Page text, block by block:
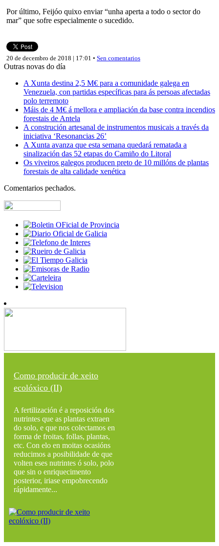
Por último, Feijóo quixo enviar “unha aperta a todo o sector do
mar” que sofre especialmente o sucedido.
20 de decembro de 2018 | 17:01 • Sen comentarios
Outras novas do día
A Xunta destina 2,5 M€ para a comunidade galega en
Venezuela, con partidas específicas para ás persoas afectadas
polo terremoto
Máis de 4 M€ á mellora e ampliación da base contra incendios
forestais de Antela
A construción artesanal de instrumentos musicais a través da
iniciativa ‘Resonancias 26’
A Xunta avanza que esta semana quedará rematada a
sinalización das 52 etapas do Camiño do Litoral
Os viveiros galegos producen preto de 10 millóns de plantas
forestais de alta calidade xenética
Comentarios pechados.
Como producir de xeito
ecolóxico (II)
A fertilización é a reposición dos
nutrintes que as plantas extraen
do solo, e que nos colectamos en
forma de froitas, follas, plantas,
etc. Con elo en moitas ocasións
reducimos a posibilidade de que
volten eses nutrintes ó solo, polo
que sin o enriquecimento
posterior, iriase empobrecendo
rápidamente...